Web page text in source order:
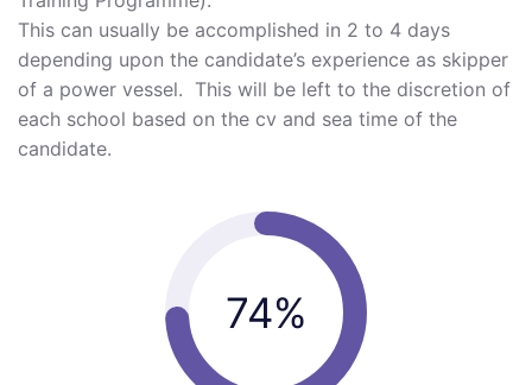
This can usually be accomplished in 2 to 4 days
depending upon the candidate’s experience as skipper
of a power vessel. This will be left to the discretion of
each school based on the cv and sea time of the
candidate.
78%